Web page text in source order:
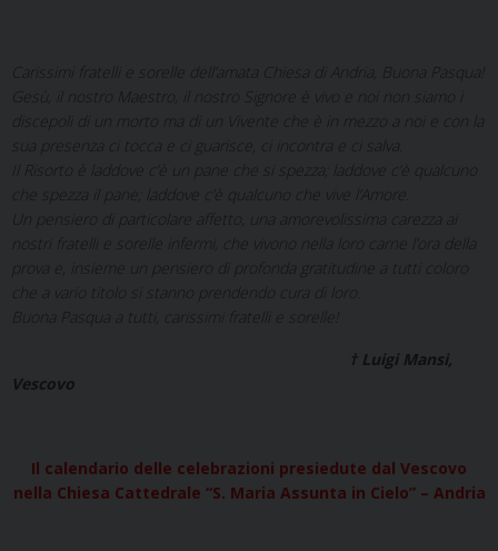
Gesù, il nostro Maestro, il nostro Signore è vivo e noi non siamo i
discepoli di un morto ma di un Vivente che è in mezzo a noi e con la
sua presenza ci tocca e ci guarisce, ci incontra e ci salva.
Il Risorto è laddove c’è un pane che si spezza; laddove c’è qualcuno
che spezza il pane; laddove c’è qualcuno che vive l’Amore.
Un pensiero di particolare affetto, una amorevolissima carezza ai
† Luigi Mansi,
Vescovo
Il calendario delle celebrazioni presiedute dal Vescovo
nella Chiesa Cattedrale “S. Maria Assunta in Cielo” – Andria